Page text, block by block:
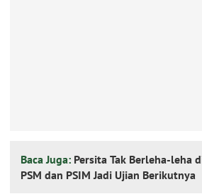
Baca Juga: Persita Tak Berleha-leha
PSM dan PSIM Jadi Ujian Berikutnya